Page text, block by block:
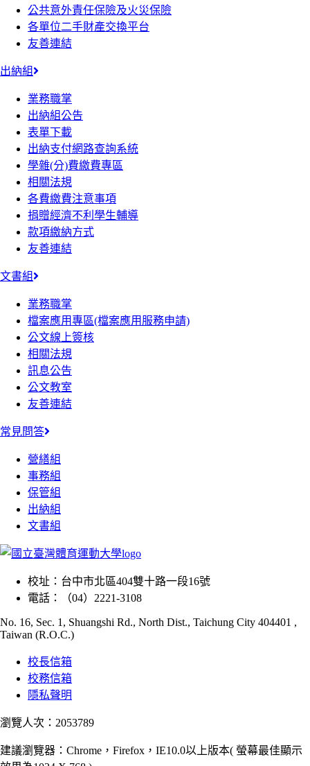
公共意外責任保險及火災保險
各單位二手財產交換平台
友善連結
出納組
業務職掌
出納組公告
表單下載
出納支付網路查詢系統
學雜(分)費繳費專區
相關法規
各費繳費注意事項
捐贈經濟不利學生輔導
款項繳納方式
友善連結
文書組
業務職掌
檔案應用專區(檔案應用服務申請)
公文線上簽核
相關法規
訊息公告
公文教室
友善連結
常見問答
營繕組
事務組
保管組
出納組
文書組
校址： 台中市北區404雙十路一段16號
電話：
（04）2221-3108
No. 16, Sec. 1, Shuangshi Rd., North Dist., Taichung City 404401 ,
Taiwan (R.O.C.)
校長信箱
校務信箱
隱私聲明
瀏覽人次：2053789
建議瀏覽器：Chrome，Firefox，IE10.0以上版本( 螢幕最佳顯示